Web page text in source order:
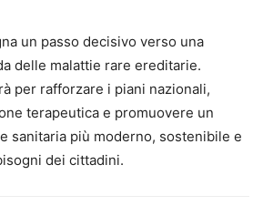
un passo decisivo verso una
delle malattie rare ereditarie.
per rafforzare i piani nazionali,
terapeutica e promuovere un
sanitaria più moderno, sostenibile e
dei cittadini.